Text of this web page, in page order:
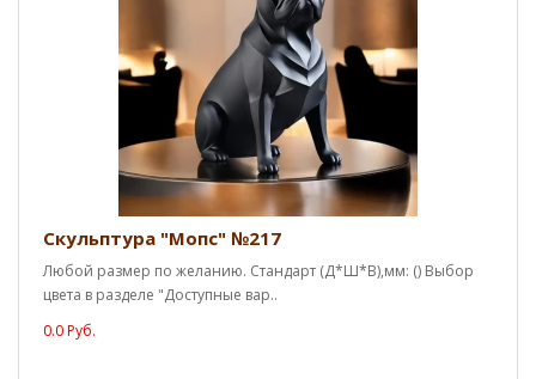
Скульптура "Мопс" №217
Любой размер по желанию. Стандарт (Д*Ш*В),мм: () Выбор
цвета в разделе "Доступные вар..
0.0 Руб.